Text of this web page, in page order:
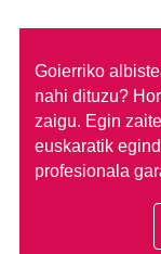
Goierriko
nahi dituzu?
zaigu. Egin
euskaratik
profesionala